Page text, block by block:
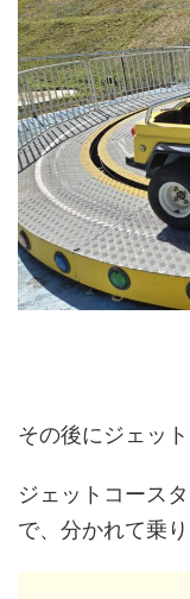
その後にジェッ
ジェットコース
で、分かれて乗